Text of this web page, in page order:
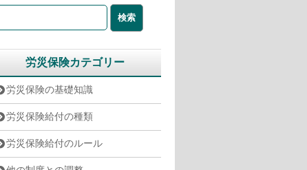
労災保険カテゴリー
労災保険の基礎知識
労災保険給付の種類
労災保険給付のルール